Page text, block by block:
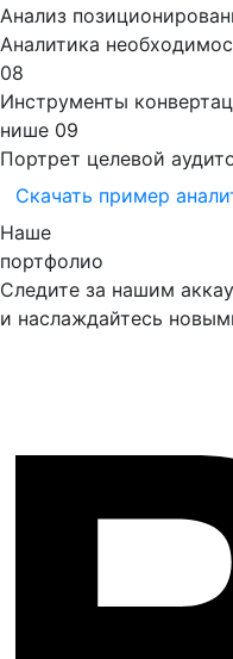
Анализ
Аналитика
08
Инструменты
нише 09
Портрет целевой
Скачать пример
Наше
портфолио
Следите за нашим
и наслаждайтесь